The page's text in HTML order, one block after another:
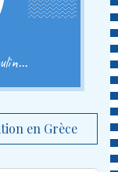
en Grèce